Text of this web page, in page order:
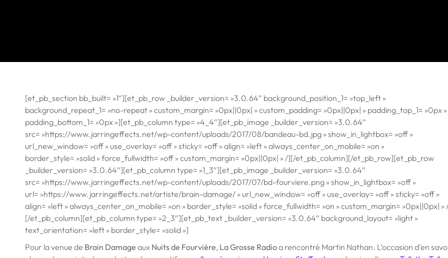
[et_pb_section bb_built= »1″][et_pb_row _builder_version= »3.0.64″ background_position_1= »top_left »
background_repeat_1= »no-repeat » custom_margin= »0px||0px| » custom_padding= »0px||0px| » padding_top_1= »0px »
padding_bottom_1= »0px »][et_pb_column type= »4_4″][et_pb_image _builder_version= »3.0.64″
src= »https://www.jarringeffects.net/wp-content/uploads/2017/08/bandeau-bd.jpg » show_in_lightbox= »off »
url_new_window= »off » use_overlay= »off » sticky= »off » align= »left » always_center_on_mobile= »on »
border_style= »solid » force_fullwidth= »off » custom_margin= »0px||0px| » /][/et_pb_column][/et_pb_row][et_pb_row
_builder_version= »3.0.64″][et_pb_column type= »1_3″][et_pb_image _builder_version= »3.0.64″
src= »https://www.jarringeffects.net/wp-content/uploads/2017/07/bd-fourviere.png » show_in_lightbox= »off »
url= »https://www.jarringeffects.net/artiste/brain-damage/ » url_new_window= »off » use_overlay= »off » sticky= »off »
align= »left » always_center_on_mobile= »on » border_style= »solid » force_fullwidth= »on » custom_margin= »0px||0px| »
[/et_pb_column][et_pb_column type= »2_3″][et_pb_text _builder_version= »3.0.64″ background_layout= »light »
text_orientation= »left » border_style= »solid »]
Pour la venue de Brain Damage aux Nuits de Fourvière, La Grosse Radioa rencontré Martin Nathan. L’occasion d’en